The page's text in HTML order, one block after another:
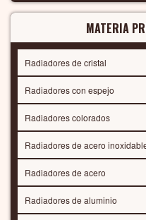
MATERIA
Radiadores de cristal
Radiadores con espejo
Radiadores colorados
Radiadores de acero
Radiadores de acero
Radiadores de aluminio